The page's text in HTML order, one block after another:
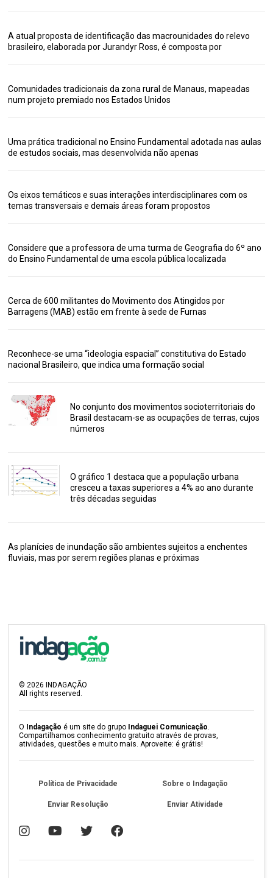
A atual proposta de identificação das macrounidades do relevo
brasileiro, elaborada por Jurandyr Ross, é composta por
Comunidades tradicionais da zona rural de Manaus, mapeadas
num projeto premiado nos Estados Unidos
Uma prática tradicional no Ensino Fundamental adotada nas aulas
de estudos sociais, mas desenvolvida não apenas
Os eixos temáticos e suas interações interdisciplinares com os
temas transversais e demais áreas foram propostos
Considere que a professora de uma turma de Geografia do 6º ano
do Ensino Fundamental de uma escola pública localizada
Cerca de 600 militantes do Movimento dos Atingidos por
Barragens (MAB) estão em frente à sede de Furnas
Reconhece-se uma “ideologia espacial” constitutiva do Estado
nacional Brasileiro, que indica uma formação social
No conjunto dos movimentos socioterritoriais do
Brasil destacam-se as ocupações de terras, cujos
números
O gráfico 1 destaca que a população urbana
cresceu a taxas superiores a 4% ao ano durante
três décadas seguidas
As planícies de inundação são ambientes sujeitos a enchentes
fluviais, mas por serem regiões planas e próximas
©2026 INDAGAÇÃO
All rights reserved.
O Indagação é um site do grupo Indaguei Comunicação.
Compartilhamos conhecimento gratuito através de provas,
atividades, questões e muito mais. Aproveite: é grátis!
Política de Privacidade Sobre o Indagação
Enviar Resolução Enviar Atividade